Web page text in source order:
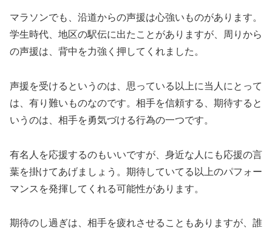
マラソンでも、沿道からの声援は心強いものがあります。
学生時代、地区の駅伝に出たことがありますが、周りから
の声援は、背中を力強く押してくれました。
声援を受けるというのは、思っている以上に当人にとって
は、有り難いものなのです。相手を信頼する、期待すると
いうのは、相手を勇気づける行為の一つです。
有名人を応援するのもいいですが、身近な人にも応援の言
葉を掛けてあげましょう。期待していてる以上のパフォー
マンスを発揮してくれる可能性があります。
期待のし過ぎは、相手を疲れさせることもありますが、誰